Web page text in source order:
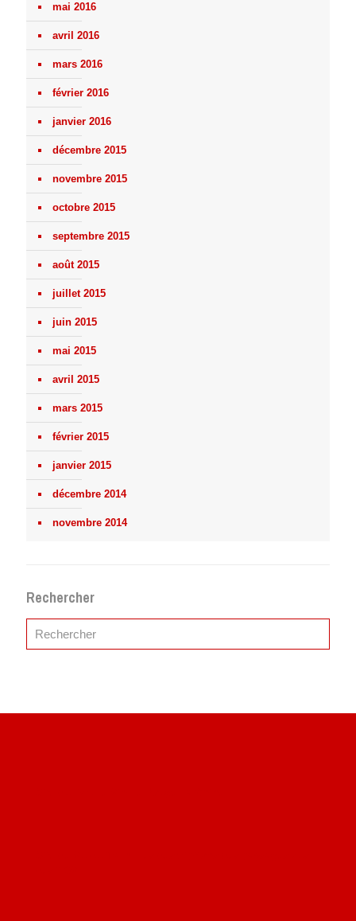
mai 2016
avril 2016
mars 2016
février 2016
janvier 2016
décembre 2015
novembre 2015
octobre 2015
septembre 2015
août 2015
juillet 2015
juin 2015
mai 2015
avril 2015
mars 2015
février 2015
janvier 2015
décembre 2014
novembre 2014
Rechercher